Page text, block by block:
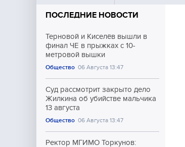
Ближний Восток
Общество
Культура
ПОСЛЕДНИЕ НОВОСТИ
Терновой и Киселёв вышли в
финал ЧЕ в прыжках с 10-
метровой вышки
Общество 06 Августа 13:47
Суд рассмотрит закрыто дело
Жилкина об убийстве мальчика
13 августа
Общество 06 Августа 13:47
Ректор МГИМО Торкунов: